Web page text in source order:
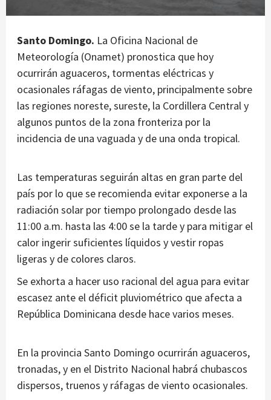
Santo Domingo. La Oficina Nacional de
Meteorología (Onamet) pronostica que hoy
ocurrirán aguaceros, tormentas eléctricas y
ocasionales ráfagas de viento, principalmente sobre
las regiones noreste, sureste, la Cordillera Central y
algunos puntos de la zona fronteriza por la
incidencia de una vaguada y de una onda tropical.
Las temperaturas seguirán altas en gran parte del
país por lo que se recomienda evitar exponerse a la
radiación solar por tiempo prolongado desde las
11:00 a.m. hasta las 4:00 se la tarde y para mitigar el
calor ingerir suficientes líquidos y vestir ropas
ligeras y de colores claros.
Se exhorta a hacer uso racional del agua para evitar
escasez ante el déficit pluviométrico que afecta a
República Dominicana desde hace varios meses.
En la provincia Santo Domingo ocurrirán aguaceros,
tronadas, y en el Distrito Nacional habrá chubascos
dispersos, truenos y ráfagas de viento ocasionales.